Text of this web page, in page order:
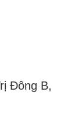
Đông B,